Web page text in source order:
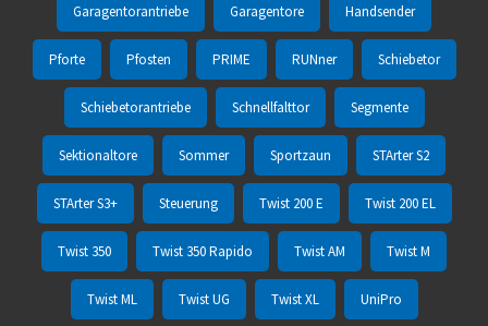
Garagentorantriebe Garagentore Handsender
Pforte Pfosten PRIME RUNner Schiebetor
Schiebetorantriebe Schnellfalttor Segmente
Sektionaltore Sommer Sportzaun STArter S2
STArter S3+ Steuerung Twist 200 E Twist 200 EL
Twist 350 Twist 350 Rapido Twist AM Twist M
Twist ML Twist UG Twist XL UniPro